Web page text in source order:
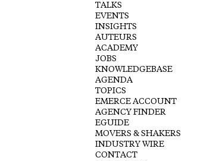
TALKS
EVENTS
INSIGHTS
AUTEURS
ACADEMY
JOBS
KNOWLEDGEBASE
AGENDA
TOPICS
EMERCE ACCOUNT
AGENCY FINDER
EGUIDE
MOVERS & SHAKERS
INDUSTRY WIRE
CONTACT